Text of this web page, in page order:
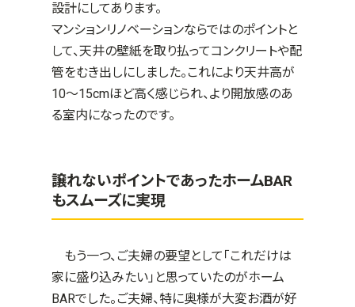
設計にしてあります。
マンションリノベーションならではのポイントと
して、天井の壁紙を取り払ってコンクリートや配
管をむき出しにしました。これにより天井高が
10～15cmほど高く感じられ、より開放感のあ
る室内になったのです。
譲れないポイントであったホームBAR
もスムーズに実現
もう一つ、ご夫婦の要望として「これだけは
家に盛り込みたい」と思っていたのがホーム
BARでした。ご夫婦、特に奥様が大変お酒が好